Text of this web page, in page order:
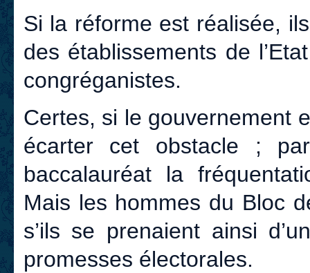
Si la réforme est réalisée,
des établissements de
congréganistes.
Certes, si le gouvernement
écarter cet obstacle ;
baccalauréat la
Mais les hommes du Bloc
s’ils se prenaient ainsi
promesses électorales.